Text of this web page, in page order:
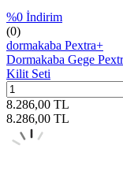
%0 İndirim
(0)
dormakaba Pextra+
Dormakaba Gege
Kilit Seti
8.286,00 TL
8.286,00 TL